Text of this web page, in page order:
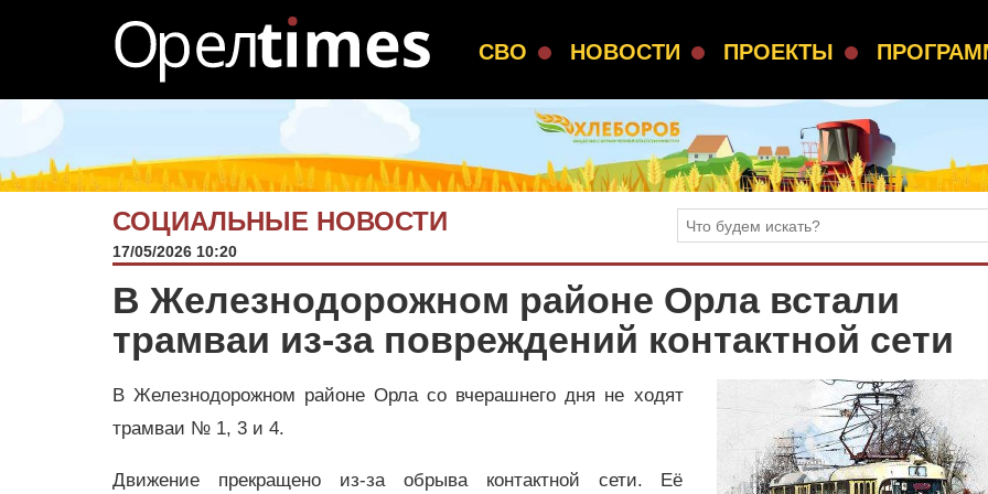
СВО НОВОСТИ ПРОЕКТЫ
СОЦИАЛЬНЫЕ НОВОСТИ
17/05/2026 10:20
В Железнодорожном районе Орла встали
трамваи из-за повреждений контактной сети
В Железнодорожном районе Орла со вчерашнего дня не ходят
трамваи № 1, 3 и 4.
Движение прекращено из-за обрыва контактной сети. Её